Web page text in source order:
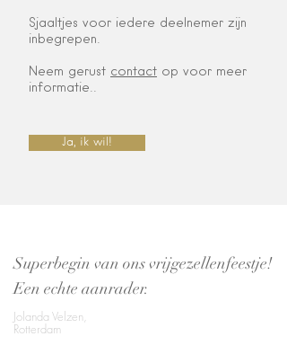
Sjaaltjes voor iedere deelnemer zijn
inbegrepen.
Neem gerust contact op voor meer
informatie..
Ja, ik wil!
Superbegin van ons vrijgezellenfeestje!
Een echte aanrader.
Jolanda Velzen,
Rotterdam